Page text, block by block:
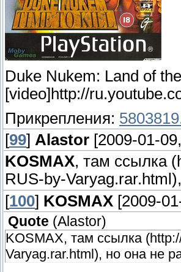
Duke Nukem: Land of
[video]http://
Прикрепления:
[99] Alastor [2009-01-
KOSMAX, там ссылка
RUS-by-
[100] KOSMAX [2009-
Quote (Alastor)
KOSMAX, там ссылка
Varyag.rar.html), но она не